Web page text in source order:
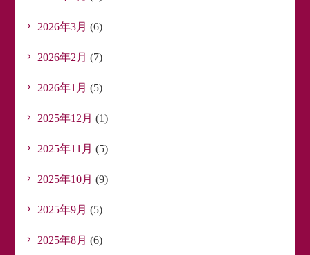
2026年3月 (6)
2026年2月 (7)
2026年1月 (5)
2025年12月 (1)
2025年11月 (5)
2025年10月 (9)
2025年9月 (5)
2025年8月 (6)